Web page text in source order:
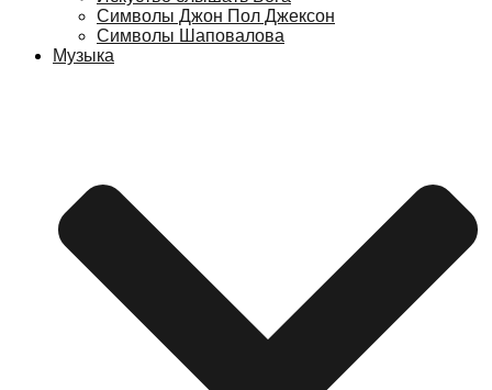
Символы Джон Пол Джексон
Символы Шаповалова
Музыка